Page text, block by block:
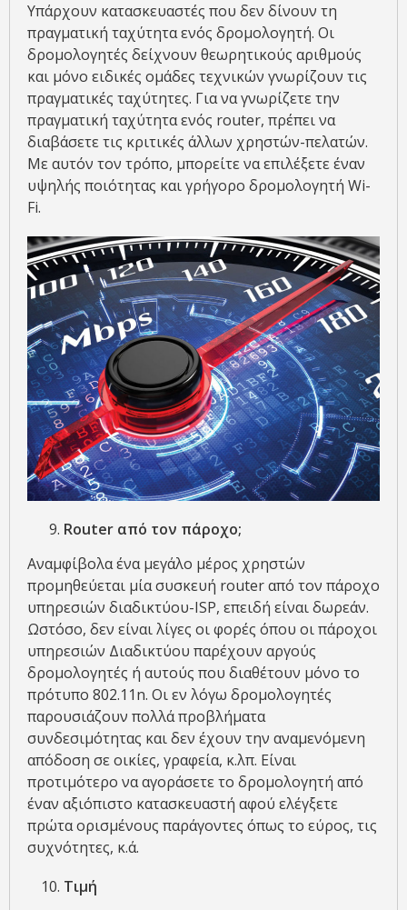
Υπάρχουν κατασκευαστές που δεν δίνουν τη
πραγματική ταχύτητα ενός δρομολογητή. Οι
δρομολογητές δείχνουν θεωρητικούς αριθμούς
και μόνο ειδικές ομάδες τεχνικών γνωρίζουν τις
πραγματικές ταχύτητες. Για να γνωρίζετε την
πραγματική ταχύτητα ενός router, πρέπει να
διαβάσετε τις κριτικές άλλων χρηστών-πελατών.
Με αυτόν τον τρόπο, μπορείτε να επιλέξετε έναν
υψηλής ποιότητας και γρήγορο δρομολογητή Wi-
Fi.
Router από τον πάροχο;
Αναμφίβολα ένα μεγάλο μέρος χρηστών
προμηθεύεται μία συσκευή router από τον πάροχο
υπηρεσιών διαδικτύου-ISP, επειδή είναι δωρεάν.
Ωστόσο, δεν είναι λίγες οι φορές όπου οι πάροχοι
υπηρεσιών Διαδικτύου παρέχουν αργούς
δρομολογητές ή αυτούς που διαθέτουν μόνο το
πρότυπο 802.11n. Οι εν λόγω δρομολογητές
παρουσιάζουν πολλά προβλήματα
συνδεσιμότητας και δεν έχουν την αναμενόμενη
απόδοση σε οικίες, γραφεία, κ.λπ. Είναι
προτιμότερο να αγοράσετε το δρομολογητή από
έναν αξιόπιστο κατασκευαστή αφού ελέγξετε
πρώτα ορισμένους παράγοντες όπως το εύρος, τις
συχνότητες, κ.ά.
Τιμή